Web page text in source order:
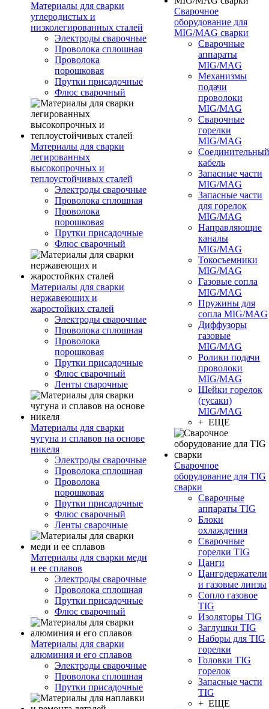
Материалы для сварки
углеродистых и
низколегированных сталей
Электроды сварочные
Проволока сплошная
Проволока
порошковая
Прутки присадочные
Флюс сварочный
Материалы для сварки
легированных
высокопрочных и
теплоустойчивых сталей
Электроды сварочные
Проволока сплошная
Проволока
порошковая
Прутки присадочные
Флюс сварочный
Материалы для сварки
нержавеющих и
жаростойких сталей
Электроды сварочные
Проволока сплошная
Проволока
порошковая
Прутки присадочные
Флюс сварочный
Ленты сварочные
Материалы для сварки
чугуна и сплавов на основе
никеля
Электроды сварочные
Проволока сплошная
Проволока
порошковая
Прутки присадочные
Флюс сварочный
Ленты сварочные
Материалы для сварки меди
и ее сплавов
Электроды сварочные
Проволока сплошная
Прутки присадочные
Флюс сварочный
Материалы для сварки
алюминия и его сплавов
Электроды сварочные
Проволока сплошная
Прутки присадочные
Сварочное
оборудование для
MIG/MAG сварки
Сварочные
аппараты
MIG/MAG
Механизмы
подачи
проволоки
MIG/MAG
Сварочные
горелки
MIG/MAG
Соединительный
кабель
Запасные части
MIG/MAG
Запасные части
для горелок
MIG/MAG
Направляющие
каналы
MIG/MAG
Токосъемники
MIG/MAG
Газовые сопла
MIG/MAG
Пружины для
сопла MIG/MAG
Диффузоры
газовые
MIG/MAG
Ролики подачи
проволоки
MIG/MAG
Шейки горелок
(гусаки)
MIG/MAG
+ ЕЩЕ
Сварочное
оборудование для TIG
сварки
Сварочные
аппараты TIG
Блоки
охлаждения
Сварочные
горелки TIG
Цанги
Цангодержатели
и газовые линзы
Сопло газовое
TIG
Изоляторы TIG
Заглушки TIG
Наборы для TIG
горелки
Головки TIG
горелок
Запасные части
TIG
+ ЕЩЕ